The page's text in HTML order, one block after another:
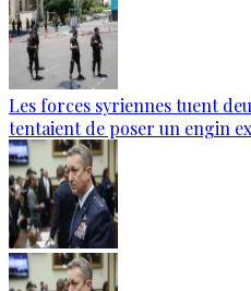
Les forces syriennes tuent
tentaient de poser un engin